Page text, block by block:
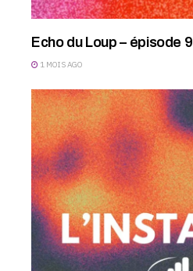
Echo du Loup – épisode 9
1 MOIS AGO